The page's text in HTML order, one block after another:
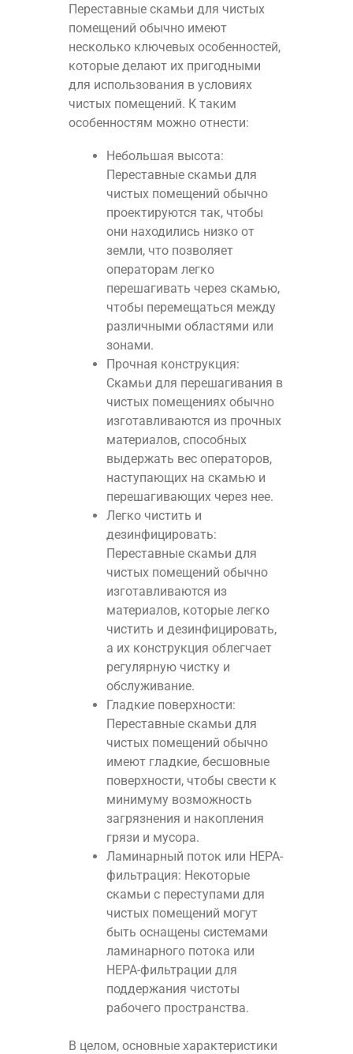
Переставные скамьи для чистых
помещений обычно имеют
несколько ключевых особенностей,
которые делают их пригодными
для использования в условиях
чистых помещений. К таким
особенностям можно отнести:
Небольшая высота:
Переставные скамьи для
чистых помещений обычно
проектируются так, чтобы
они находились низко от
земли, что позволяет
операторам легко
перешагивать через скамью,
чтобы перемещаться между
различными областями или
зонами.
Прочная конструкция:
Скамьи для перешагивания в
чистых помещениях обычно
изготавливаются из прочных
материалов, способных
выдержать вес операторов,
наступающих на скамью и
перешагивающих через нее.
Легко чистить и
дезинфицировать:
Переставные скамьи для
чистых помещений обычно
изготавливаются из
материалов, которые легко
чистить и дезинфицировать,
а их конструкция облегчает
регулярную чистку и
обслуживание.
Гладкие поверхности:
Переставные скамьи для
чистых помещений обычно
имеют гладкие, бесшовные
поверхности, чтобы свести к
минимуму возможность
загрязнения и накопления
грязи и мусора.
Ламинарный поток или HEPA-
фильтрация: Некоторые
скамьи с переступами для
чистых помещений могут
быть оснащены системами
ламинарного потока или
HEPA-фильтрации для
поддержания чистоты
рабочего пространства.
В целом, основные характеристики